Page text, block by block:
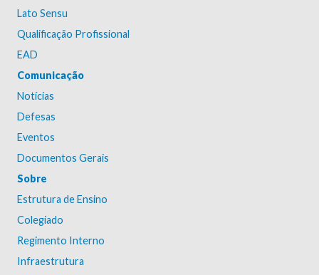
Lato Sensu
Qualificação Profissional
EAD
Comunicação
Notícias
Defesas
Eventos
Documentos Gerais
Sobre
Estrutura de Ensino
Colegiado
Regimento Interno
Infraestrutura